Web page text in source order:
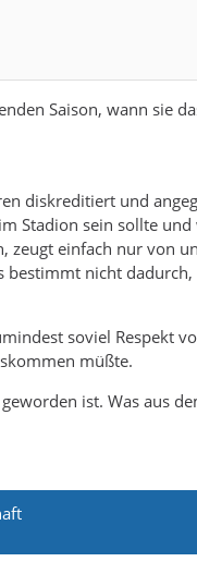
Saison, wann sie
diskreditiert und
Stadion sein sollte
zeugt einfach nur von
nicht
soviel Respekt
müßte.
ist. Was aus